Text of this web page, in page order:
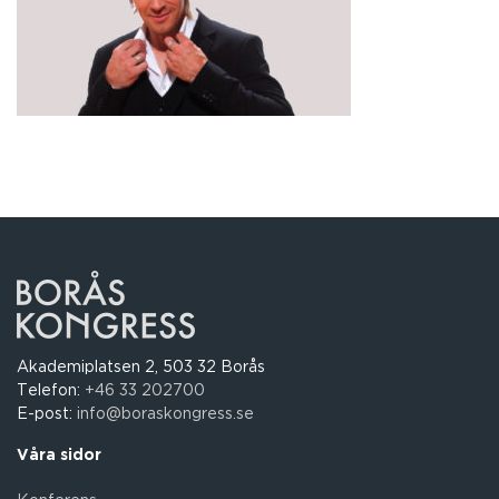
Akademiplatsen 2, 503 32 Borås
Telefon: +46 33 202700
E-post: info@boraskongress.se
Våra sidor